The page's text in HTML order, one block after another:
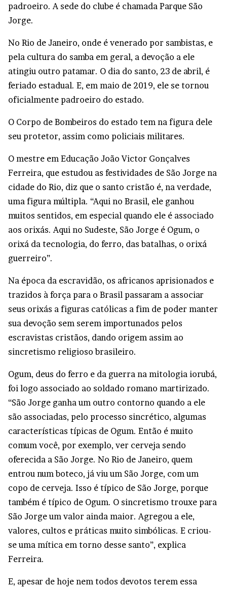
padroeiro. A sede do clube é chamada Parque São
Jorge.
No Rio de Janeiro, onde é venerado por sambistas, e
pela cultura do samba em geral, a devoção a ele
atingiu outro patamar. O dia do santo, 23 de abril, é
feriado estadual. E, em maio de 2019, ele se tornou
oficialmente padroeiro do estado.
O Corpo de Bombeiros do estado tem na figura dele
seu protetor, assim como policiais militares.
O mestre em Educação João Victor Gonçalves
Ferreira, que estudou as festividades de São Jorge na
cidade do Rio, diz que o santo cristão é, na verdade,
uma figura múltipla. “Aqui no Brasil, ele ganhou
muitos sentidos, em especial quando ele é associado
aos orixás. Aqui no Sudeste, São Jorge é Ogum, o
orixá da tecnologia, do ferro, das batalhas, o orixá
guerreiro”.
Na época da escravidão, os africanos aprisionados e
trazidos à força para o Brasil passaram a associar
seus orixás a figuras católicas a fim de poder manter
sua devoção sem serem importunados pelos
escravistas cristãos, dando origem assim ao
sincretismo religioso brasileiro.
Ogum, deus do ferro e da guerra na mitologia iorubá,
foi logo associado ao soldado romano martirizado.
“São Jorge ganha um outro contorno quando a ele
são associadas, pelo processo sincrético, algumas
características típicas de Ogum. Então é muito
comum você, por exemplo, ver cerveja sendo
oferecida a São Jorge. No Rio de Janeiro, quem
entrou num boteco, já viu um São Jorge, com um
copo de cerveja. Isso é típico de São Jorge, porque
também é típico de Ogum. O sincretismo trouxe para
São Jorge um valor ainda maior. Agregou a ele,
valores, cultos e práticas muito simbólicas. E criou-
se uma mítica em torno desse santo”, explica
Ferreira.
E, apesar de hoje nem todos devotos terem essa